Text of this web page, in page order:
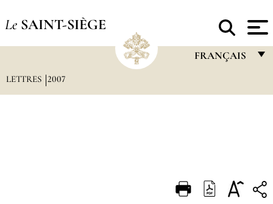
Le SAINT-SIÈGE
FRANÇAIS
DEUTSCH
LETTRES 2007